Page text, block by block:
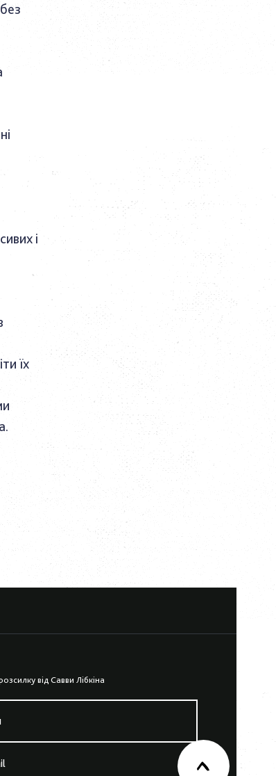
і
їх
вiд Савви Лiбкiна